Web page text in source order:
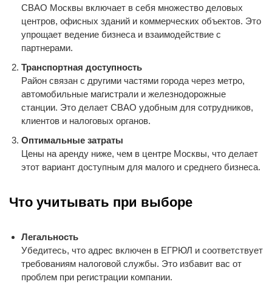
СВАО Москвы включает в себя множество деловых
центров, офисных зданий и коммерческих объектов. Это
упрощает ведение бизнеса и взаимодействие с
партнерами.
Транспортная доступность
Район связан с другими частями города через метро,
автомобильные магистрали и железнодорожные
станции. Это делает СВАО удобным для сотрудников,
клиентов и налоговых органов.
Оптимальные затраты
Цены на аренду ниже, чем в центре Москвы, что делает
этот вариант доступным для малого и среднего бизнеса.
Что учитывать при выборе
Легальность
Убедитесь, что адрес включен в ЕГРЮЛ и соответствует
требованиям налоговой службы. Это избавит вас от
проблем при регистрации компании.